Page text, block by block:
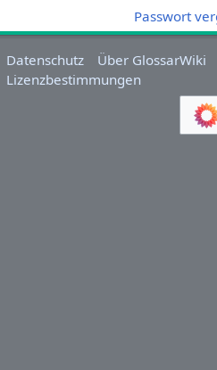
Passwort
Datenschutz
Über GlossarWiki
Lizenzbestimmungen